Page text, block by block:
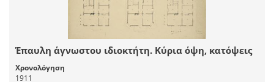
Έπαυλη άγνωστου ιδιοκτήτη. Κύρια όψη, κατόψεις
Χρονολόγηση
1911